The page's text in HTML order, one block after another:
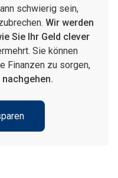
schwierig sein,
Wir werden
Sie Ihr Geld clever
Sie können
Finanzen zu sorgen,
nachgehen.